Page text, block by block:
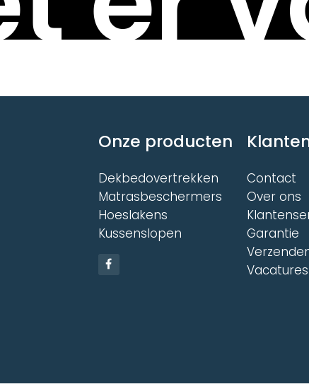
Onze producten
Dekbedovertrekken
Matrasbeschermers
Hoeslakens
Kussenslopen
Contact
Over ons
Garantie
Vacatures